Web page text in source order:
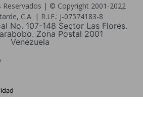
Reservados | © Copyright 2001-2022
C.A. | R.I.F.: J-07574183-8
No. 107-148 Sector Las Flores.
Zona Postal 2001
Venezuela